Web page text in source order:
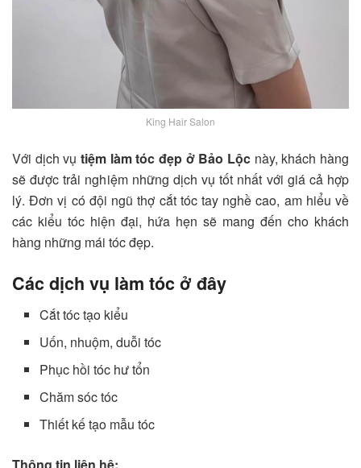
King Hair Salon
Với dịch vụ tiệm làm tóc đẹp ở Bảo Lộc này, khách hàng
sẽ được trải nghiệm những dịch vụ tốt nhất với giá cả hợp
lý. Đơn vị có đội ngũ thợ cắt tóc tay nghề cao, am hiểu về
các kiểu tóc hiện đại, hứa hẹn sẽ mang đến cho khách
hàng những mái tóc đẹp.
Các dịch vụ làm tóc ở đây
Cắt tóc tạo kiểu
Uốn, nhuộm, duỗi tóc
Phục hồi tóc hư tổn
Chăm sóc tóc
Thiết kế tạo mẫu tóc
Thông tin liên hệ: